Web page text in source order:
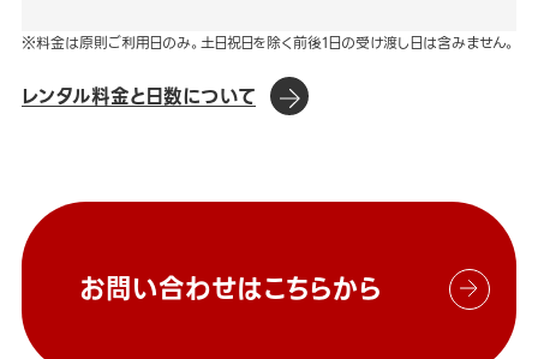
※料金は原則ご利用日のみ。土日祝日を除く前後1日の受け渡し日は含みません。
レンタル料金と日数について
お問い合わせはこちらから